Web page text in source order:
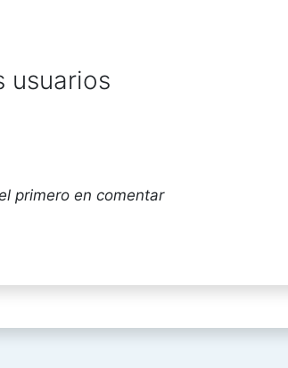
usuarios
primero en comentar